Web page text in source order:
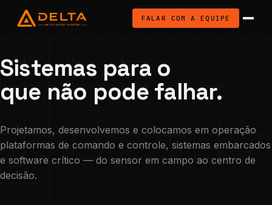
FALAR COM A EQUIPE
Sistemas para o
que não pode falhar.
Projetamos, desenvolvemos e colocamos em operação
plataformas de comando e controle, sistemas embarcados
e software crítico — do sensor em campo ao centro de
decisão.